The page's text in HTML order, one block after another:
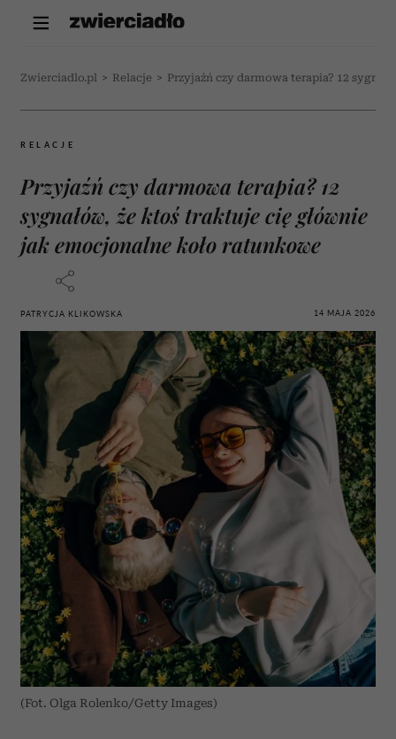
Zwierciadlo.pl > Relacje > Przyjaźń czy darmowa terapia? 12
RELACJE
Przyjaźń czy darmowa terapia? 12
sygnałów, że ktoś traktuje cię głównie
jak emocjonalne koło ratunkowe
PATRYCJA KLIKOWSKA 14 MAJA 2026
(Fot. Olga Rolenko/Getty Images)